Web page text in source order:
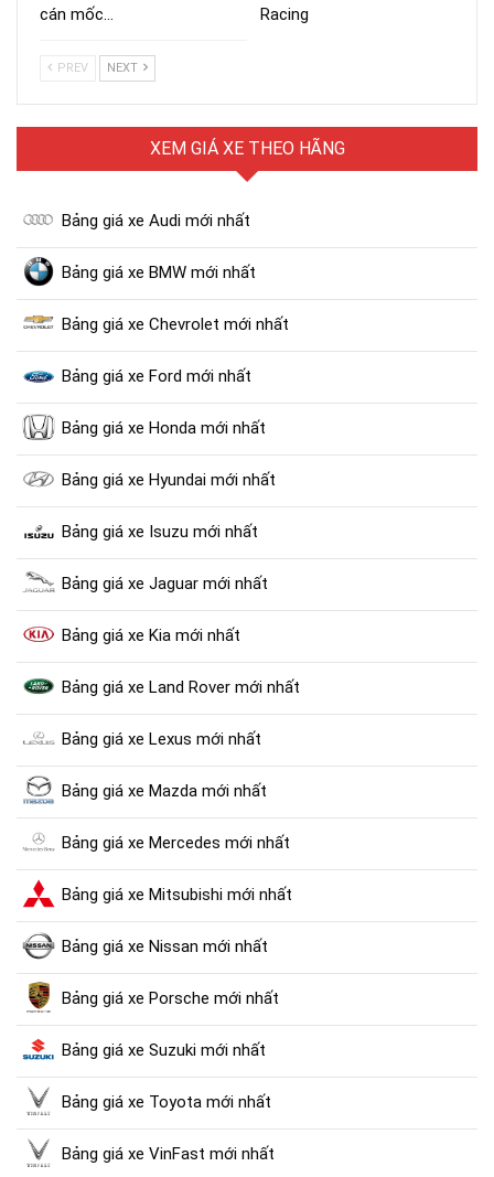
cán mốc…
Racing
PREV NEXT
XEM GIÁ XE THEO HÃNG
Bảng giá xe Audi mới nhất
Bảng giá xe BMW mới nhất
Bảng giá xe Chevrolet mới nhất
Bảng giá xe Ford mới nhất
Bảng giá xe Honda mới nhất
Bảng giá xe Hyundai mới nhất
Bảng giá xe Isuzu mới nhất
Bảng giá xe Jaguar mới nhất
Bảng giá xe Kia mới nhất
Bảng giá xe Land Rover mới nhất
Bảng giá xe Lexus mới nhất
Bảng giá xe Mazda mới nhất
Bảng giá xe Mercedes mới nhất
Bảng giá xe Mitsubishi mới nhất
Bảng giá xe Nissan mới nhất
Bảng giá xe Porsche mới nhất
Bảng giá xe Suzuki mới nhất
Bảng giá xe Toyota mới nhất
Bảng giá xe VinFast mới nhất